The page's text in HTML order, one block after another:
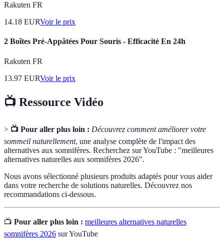
Rakuten FR
14.18 EURVoir le prix
2 Boîtes Pré-Appâtées Pour Souris - Efficacité En 24h
Rakuten FR
13.97 EURVoir le prix
📺 Ressource Vidéo
> 📺 Pour aller plus loin : Découvrez comment améliorer votre
sommeil naturellement, une analyse complète de l'impact des
alternatives aux somnifères. Recherchez sur YouTube : "meilleures
alternatives naturelles aux somnifères 2026".
Nous avons sélectionné plusieurs produits adaptés pour vous aider
dans votre recherche de solutions naturelles. Découvrez nos
recommandations ci-dessous.
📺 Pour aller plus loin : meilleures alternatives naturelles
somnifères 2026 sur YouTube